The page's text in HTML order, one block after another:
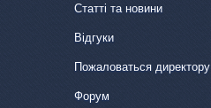
Статті та новини
Відгуки
Пожаловаться директору
Форум